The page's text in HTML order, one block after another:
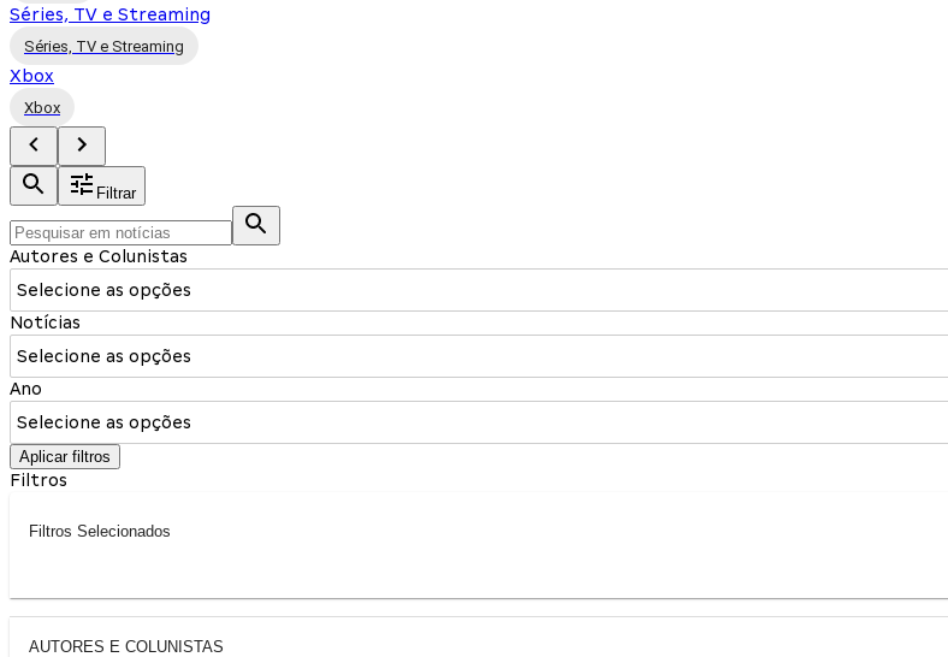
Séries, TV e Streaming
Séries, TV e Streaming
Xbox
Xbox
Filtrar
Autores e Colunistas
Selecione as opções
Notícias
Selecione as opções
Ano
Selecione as opções
Aplicar filtros
Filtros
Filtros Selecionados
AUTORES E COLUNISTAS